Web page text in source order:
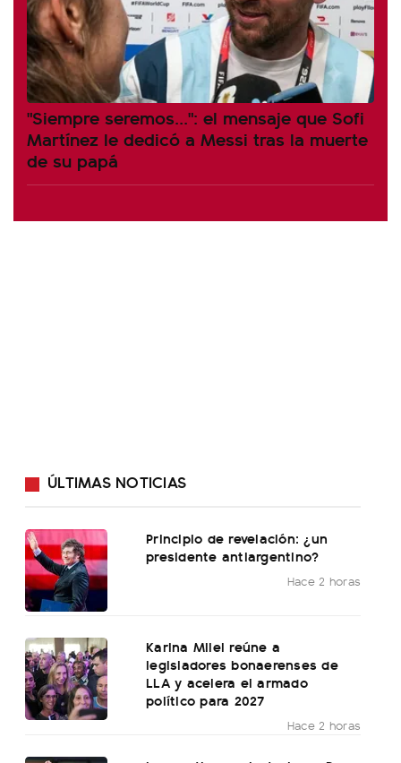
"Siempre seremos...": el mensaje que Sofi
Martínez le dedicó a Messi tras la muerte
de su papá
ÚLTIMAS NOTICIAS
Principio de revelación: ¿un
presidente antiargentino?
Hace 2 horas
Karina Milei reúne a
legisladores bonaerenses de
LLA y acelera el armado
político para 2027
Hace 2 horas